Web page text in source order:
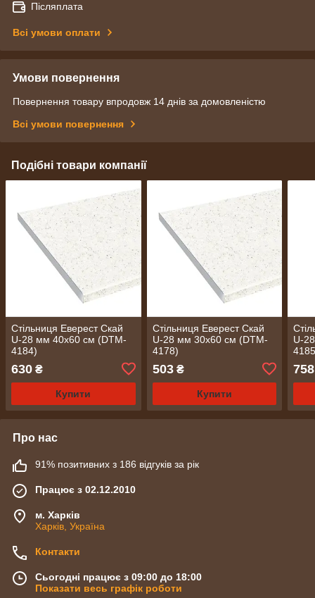
Післяплата
Всі умови оплати
Умови повернення
Повернення товару впродовж 14 днів за домовленістю
Всі умови повернення
Подібні товари компанії
Стільниця Еверест Скай
U-28 мм 40х60 см (DTM-
4184)
630 ₴
Купити
Стільниця Еверест Скай
U-28 мм 30х60 см (DTM-
4178)
503₴
Купити
U-
758
Про нас
91% позитивних з 186 відгуків за рік
Працює з 02.12.2010
м. Харків
Харків, Україна
Контакти
Сьогодні працює з 09:00 до 18:00
Показати весь графік роботи